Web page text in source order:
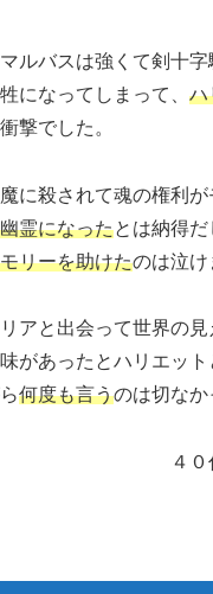
ルバスは強くて剣十
になってしまって、 ハ
撃でした。
に殺されて魂の権利が
霊になったとは納得だ
リーを助けたのは泣け
アと出会って世界の見
があったとハリエット
何度も言うのは切なか
４